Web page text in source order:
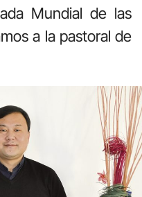
Mundial de las
a la pastoral de